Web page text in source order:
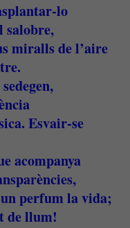
lo
salobre,
miralls de l’aire
Esvair-se
acompanya
perfum la vida;
de llum!